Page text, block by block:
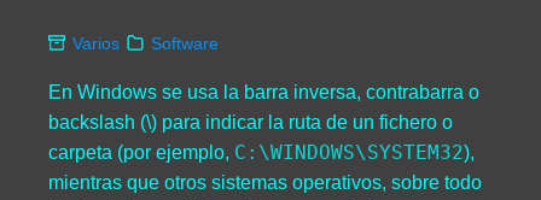
Varios Software
En Windows se usa la barra inversa, contrabarra o
backslash (\) para indicar la ruta de un fichero o
carpeta (por ejemplo, C:\WINDOWS\SYSTEM32),
mientras que otros sistemas operativos, sobre todo